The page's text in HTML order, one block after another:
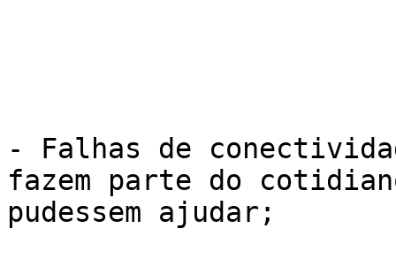
- Falhas de
fazem parte do
pudessem ajudar;